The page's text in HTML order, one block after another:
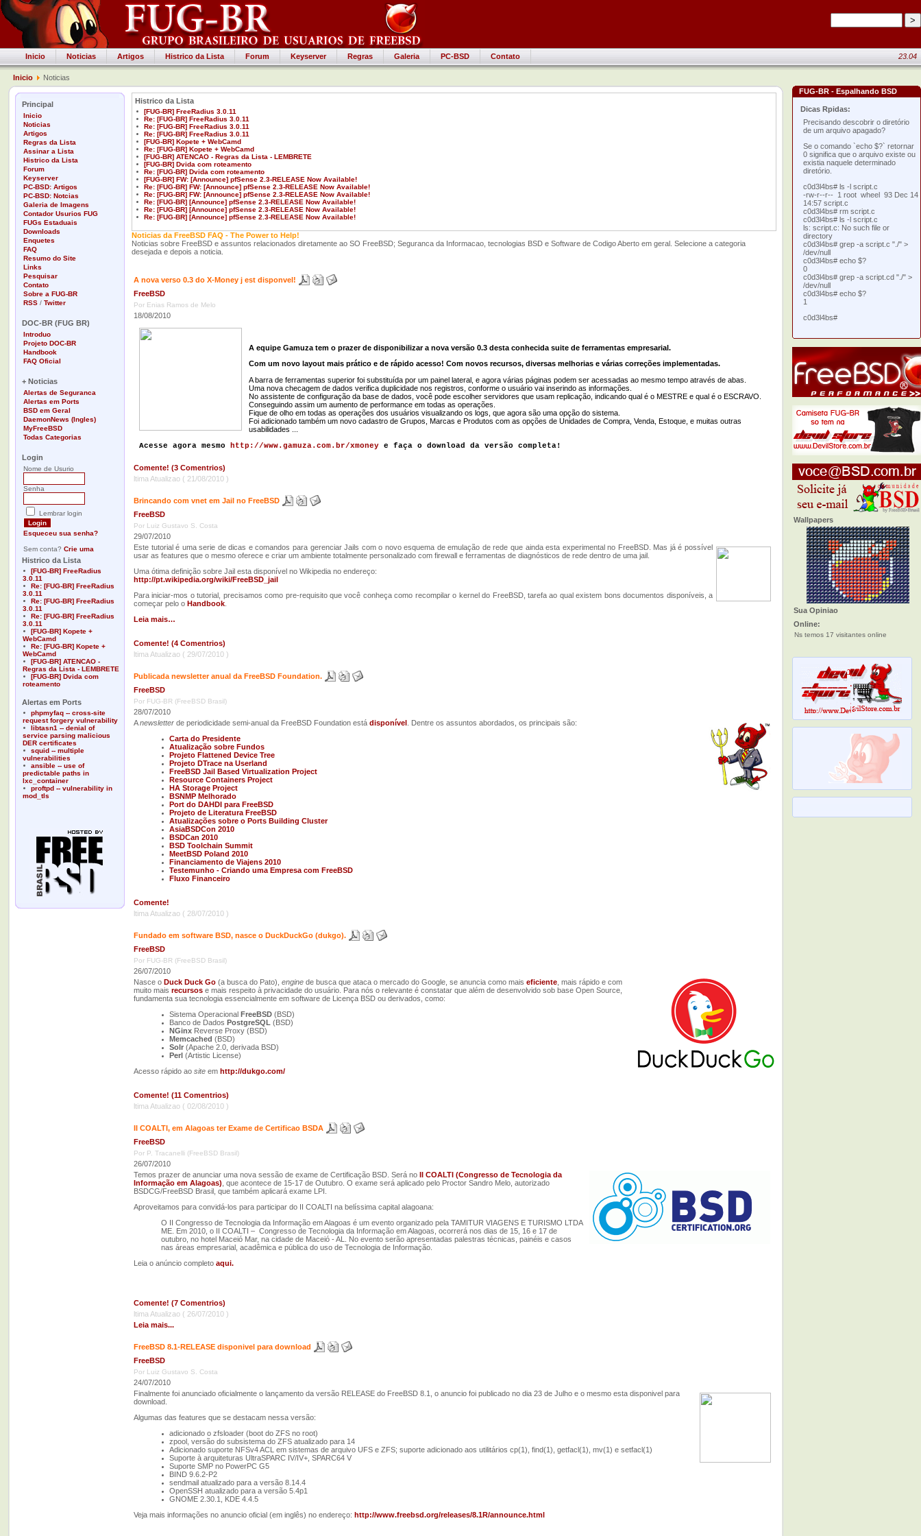
Inicio Noticias Artigos Histrico da Lista Forum Keyserver Regras Galeria PC-BSD Contato 23.04
Inicio Noticias
Principal
Inicio
Noticias
Artigos
Regras da Lista
Assinar a Lista
Histrico da Lista
Forum
Keyserver
PC-BSD: Artigos
PC-BSD: Notcias
Galeria de Imagens
Contador Usurios FUG
FUGs Estaduais
Downloads
Enquetes
FAQ
Resumo do Site
Links
Pesquisar
Contato
Sobre a FUG-BR
RSS / Twitter
DOC-BR (FUG BR)
Introduo
Projeto DOC-BR
Handbook
FAQ Oficial
+ Noticias
Alertas de Seguranca
Alertas em Ports
BSD em Geral
DaemonNews (Ingles)
MyFreeBSD
Todas Categorias
Login
Nome de Usurio
Senha
Lembrar login
Esqueceu sua senha?
Sem conta? Crie uma
Histrico da Lista
[FUG-BR] FreeRadius
3.0.11
Re: [FUG-BR] FreeRadius
3.0.11
Re: [FUG-BR] FreeRadius
3.0.11
Re: [FUG-BR] FreeRadius
3.0.11
[FUG-BR] Kopete +
WebCamd
Re: [FUG-BR] Kopete +
WebCamd
[FUG-BR] ATENCAO -
Regras da Lista - LEMBRETE
[FUG-BR] Dvida com
roteamento
Alertas em Ports
phpmyfaq -- cross-site
request forgery vulnerability
libtasn1 -- denial of
service parsing malicious
DER certificates
squid -- multiple
vulnerabilities
ansible -- use of
predictable paths in
lxc_container
proftpd -- vulnerability in
mod_tls
Histrico da Lista
[FUG-BR] FreeRadius 3.0.11
Re: [FUG-BR] FreeRadius 3.0.11
Re: [FUG-BR] FreeRadius 3.0.11
Re: [FUG-BR] FreeRadius 3.0.11
[FUG-BR] Kopete + WebCamd
Re: [FUG-BR] Kopete + WebCamd
[FUG-BR] ATENCAO - Regras da Lista - LEMBRETE
[FUG-BR] Dvida com roteamento
Re: [FUG-BR] Dvida com roteamento
[FUG-BR] FW: [Announce] pfSense 2.3-RELEASE Now Available!
Re: [FUG-BR] FW: [Announce] pfSense 2.3-RELEASE Now Available!
Re: [FUG-BR] FW: [Announce] pfSense 2.3-RELEASE Now Available!
Re: [FUG-BR] [Announce] pfSense 2.3-RELEASE Now Available!
Re: [FUG-BR] [Announce] pfSense 2.3-RELEASE Now Available!
Re: [FUG-BR] [Announce] pfSense 2.3-RELEASE Now Available!
Noticias da FreeBSD FAQ - The Power to Help!
Noticias sobre FreeBSD e assuntos relacionados diretamente ao SO FreeBSD; Seguranca da Informacao, tecnologias BSD e Software de Codigo Aberto em geral. Selecione a categoria
desejada e depois a noticia.
A nova verso 0.3 do X-Money j est disponvel!
FreeBSD
Por Enias Ramos de Melo
18/08/2010
A equipe Gamuza tem o prazer de disponibilizar a nova versão 0.3 desta conhecida suite de ferramentas empresarial.
Com um novo layout mais prático e de rápido acesso! Com novos recursos, diversas melhorias e várias correções implementadas.
A barra de ferramentas superior foi substituída por um painel lateral, e agora várias páginas podem ser acessadas ao mesmo tempo através de abas.
Uma nova checagem de dados verifica duplicidade nos registros, conforme o usuário vai inserindo as informações.
No assistente de configuração da base de dados, você pode escolher servidores que usam replicação, indicando qual é o MESTRE e qual é o ESCRAVO.
Conseguindo assim um aumento de performance em todas as operações.
Fique de olho em todas as operações dos usuários visualizando os logs, que agora são uma opção do sistema.
Foi adicionado também um novo cadastro de Grupos, Marcas e Produtos com as opções de Unidades de Compra, Venda, Estoque, e muitas outras
usabilidades ...
Acesse agora mesmo
http://www.gamuza.com.br/xmoney e faça o download da versão completa!
Comente! (3 Comentrios)
ltima Atualizao ( 21/08/2010 )
Brincando com vnet em Jail no FreeBSD
FreeBSD
Por Luiz Gustavo S. Costa
29/07/2010
Este tutorial é uma serie de dicas e comandos para gerenciar Jails com o novo esquema de emulação de rede que ainda esta experimental no FreeBSD. Mas já é possível
usar as features que o mesmo oferece e criar um ambiente totalmente personalizado com firewall e ferramentas de diagnósticos de rede dentro de uma jail.
Uma ótima definição sobre Jail esta disponível no Wikipedia no endereço:
http://pt.wikipedia.org/wiki/FreeBSD_jail
Para iniciar-mos o tutorial, precisamos como pre-requisito que você conheça como recompilar o kernel do FreeBSD, tarefa ao qual existem bons documentos disponíveis, a
começar pelo o Handbook
Leia mais…
Comente! (4 Comentrios)
ltima Atualizao ( 29/07/2010 )
Publicada newsletter anual da FreeBSD Foundation.
FreeBSD
Por FUG-BR (FreeBSD Brasil)
28/07/2010
Anewsletter de periodicidade semi-anual da FreeBSD Foundation está disponível . Dentre os assuntos abordados, os principais são:
Carta do Presidente
Atualização sobre Fundos
Projeto Flattened Device Tree
Projeto DTrace na Userland
FreeBSD Jail Based Virtualization Project
Resource Containers Project
HA Storage Project
BSNMP Melhorado
Port do DAHDI para FreeBSD
Projeto de Literatura FreeBSD
Atualizações sobre o Ports Building Cluster
AsiaBSDCon 2010
BSDCan 2010
BSD Toolchain Summit
MeetBSD Poland 2010
Financiamento de Viajens 2010
Testemunho - Criando uma Empresa com FreeBSD
Fluxo Financeiro
Comente!
ltima Atualizao ( 28/07/2010 )
Fundado em software BSD, nasce o DuckDuckGo (dukgo).
FreeBSD
Por FUG-BR (FreeBSD Brasil)
26/07/2010
Nasce o Duck Duck Go (a busca do Pato), engine de busca que ataca o mercado do Google, se anuncia como mais eficiente , mais rápido e com
muito mais recursos e mais respeito à privacidade do usuário. Para nós o relevante é constatar que além de desenvolvido sob base Open Source,
fundamenta sua tecnologia essencialmente em software de Licença BSD ou derivados, como:
Sistema Operacional FreeBSD (BSD)
Banco de Dados PostgreSQL (BSD)
NGinx Reverse Proxy (BSD)
Memcached (BSD)
Solr (Apache 2.0, derivada BSD)
Perl (Artistic License)
Acesso rápido ao site em http://dukgo.com/
Comente! (11 Comentrios)
ltima Atualizao ( 02/08/2010 )
II COALTI, em Alagoas ter Exame de Certificao BSDA
FreeBSD
Por P. Tracanelli (FreeBSD Brasil)
26/07/2010
Temos prazer de anunciar uma nova sessão de exame de Certificação BSD. Será no II COALTI (Congresso de Tecnologia da
Informação em Alagoas) , que acontece de 15-17 de Outubro. O exame será aplicado pelo Proctor Sandro Melo, autorizado
BSDCG/FreeBSD Brasil, que também aplicará exame LPI.
Aproveitamos para convidá-los para participar do II COALTI na belíssima capital alagoana:
O II Congresso de Tecnologia da Informação em Alagoas é um evento organizado pela TAMITUR VIAGENS E TURISMO LTDA
ME. Em 2010, o II COALTI – Congresso de Tecnologia da Informação em Alagoas, ocorrerá nos dias de 15, 16 e 17 de
outubro, no hotel Maceió Mar, na cidade de Maceió - AL. No evento serão apresentadas palestras técnicas, painéis e casos
nas áreas empresarial, acadêmica e pública do uso de Tecnologia de Informação.
Leia o anúncio completo aqui.
Comente! (7 Comentrios)
ltima Atualizao ( 26/07/2010 )
Leia mais...
FreeBSD 8.1-RELEASE disponivel para download
FreeBSD
Por Luiz Gustavo S. Costa
24/07/2010
Finalmente foi anunciado oficialmente o lançamento da versão RELEASE do FreeBSD 8.1, o anuncio foi publicado no dia 23 de Julho e o mesmo esta disponivel para
download.
Algumas das features que se destacam nessa versão:
adicionado o zfsloader (boot do ZFS no root)
zpool, versão do subsistema do ZFS atualizado para 14
Adicionado suporte NFSv4 ACL em sistemas de arquivo UFS e ZFS; suporte adicionado aos utilitários cp(1), find(1), getfacl(1), mv(1) e setfacl(1)
Suporte à arquiteturas UltraSPARC IV/IV+, SPARC64 V
Suporte SMP no PowerPC G5
BIND 9.6.2-P2
sendmail atualizado para a versão 8.14.4
OpenSSH atualizado para a versão 5.4p1
GNOME 2.30.1, KDE 4.4.5
Veja mais informações no anuncio oficial (em inglês) no endereço: http://www.freebsd.org/releases/8.1R/announce.html
FUG-BR - Espalhando BSD
Dicas Rpidas:
Precisando descobrir o diretório
de um arquivo apagado?
Se o comando `echo $?` retornar
0 significa que o arquivo existe ou
existia naquele determinado
diretório.
c0d3l4bs# ls -l script.c
-rw-r--r-- 1 root wheel 93 Dec 14
14:57 script.c
c0d3l4bs# rm script.c
c0d3l4bs# ls -l script.c
ls: script.c: No such file or
directory
c0d3l4bs# grep -a script.c "./" >
/dev/null
c0d3l4bs# echo $?
0
c0d3l4bs# grep -a script.cd "./" >
/dev/null
c0d3l4bs# echo $?
1
c0d3l4bs#
Wallpapers
Sua Opiniao
Online:
Ns temos 17 visitantes online